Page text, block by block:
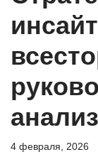
4 февраля, 2026